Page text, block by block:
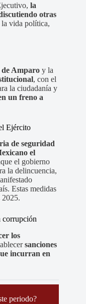
la
otras
vida política,
Amparo y la
, con el
la ciudadanía y
un freno a
Ejército
de seguridad
el
el gobierno
la delincuencia,
Estas medidas
2025.
corrupción
los
sanciones
incurran en
periodo?